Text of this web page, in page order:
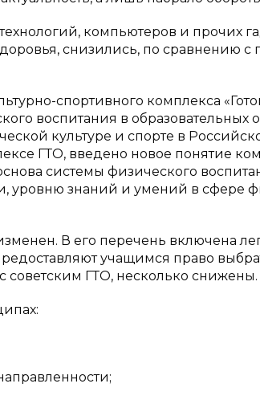
компьютеров и прочих
снизились, по сравнению
спортивного комплекса
воспитания в образовательных
культуре и спорте в
ГТО, введено новое понятие
системы физического
уровню знаний и умений в сфере
В его перечень включена
учащимся право
ГТО, несколько снижены.